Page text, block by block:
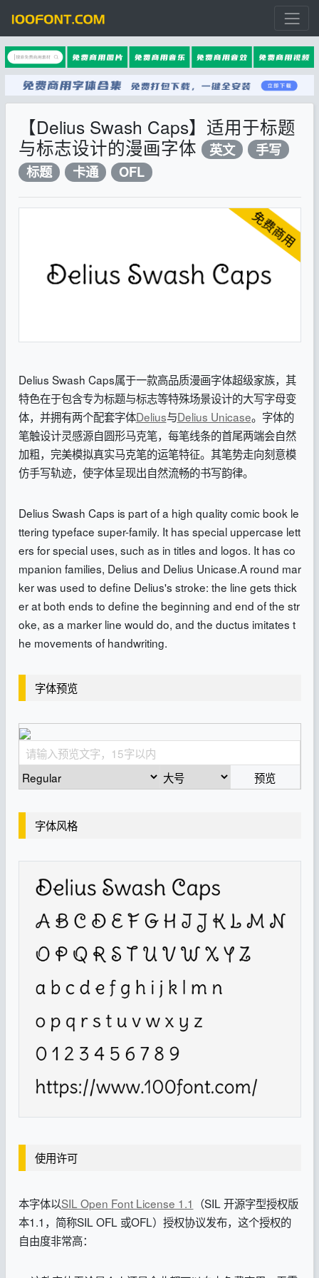
【Delius Swash Caps】适用于标题
与标志设计的漫画字体
英文
手写
标题
卡通 OFL
Delius Swash Caps属于一款高品质漫画字体超级家族，其
特色在于包含专为标题与标志等特殊场景设计的大写字母变
体，并拥有两个配套字体Delius与Delius Unicase。字体的
笔触设计灵感源自圆形马克笔，每笔线条的首尾两端会自然
加粗，完美模拟真实马克笔的运笔特征。其笔势走向刻意模
仿手写轨迹，使字体呈现出自然流畅的书写韵律。
Delius Swash Caps is part of a high quality comic book le
ttering typeface super-family. It has special uppercase lett
ers for special uses, such as in titles and logos. It has co
mpanion families, Delius and Delius Unicase.A round mar
ker was used to define Delius's stroke: the line gets thick
er at both ends to define the beginning and end of the str
oke, as a marker line would do, and the ductus imitates t
he movements of handwriting.
字体预览
预览
字体风格
使用许可
本字体以SIL Open Font License 1.1 （SIL 开源字型授权版
本1.1，简称SIL OFL 或OFL）授权协议发布，这个授权的
自由度非常高：